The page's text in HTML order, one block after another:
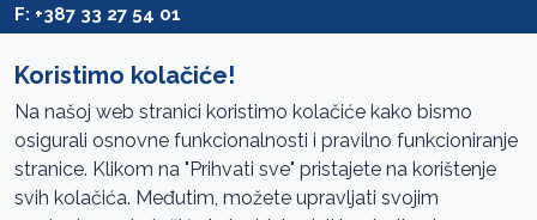
F: +387 33 27 54 01
Pristup informacijama
Mapa sajta
Koristimo kolačiće!
Na našoj web stranici koristimo kolačiće kako bismo
osigurali osnovne funkcionalnosti i pravilno funkcioniranje
stranice. Klikom na "Prihvati sve" pristajete na korištenje
svih kolačića. Međutim, možete upravljati svojim